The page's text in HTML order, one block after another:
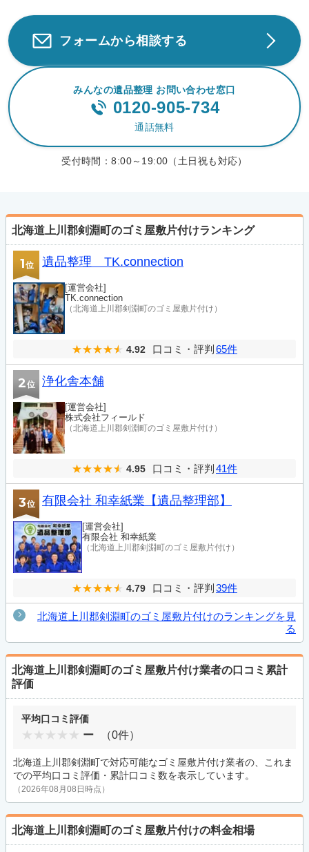
フォームから相談する
みんなの遺品整理 お問い合わせ窓口
0120-905-734
通話無料
受付時間：8:00～19:00（土日祝も対応）
北海道上川郡剣淵町のゴミ屋敷片付けランキング
1位 遺品整理 TK.connection
[運営会社]
TK.connection
（北海道上川郡剣淵町のゴミ屋敷片付け）
4.92 口コミ・評判 65件
2位 浄化舎本舗
[運営会社]
株式会社フィールド
（北海道上川郡剣淵町のゴミ屋敷片付け）
4.95 口コミ・評判 41件
3位 有限会社 和幸紙業【遺品整理部】
[運営会社]
有限会社 和幸紙業
（北海道上川郡剣淵町のゴミ屋敷片付け）
4.79 口コミ・評判 39件
北海道上川郡剣淵町のゴミ屋敷片付けのランキングを見
る
北海道上川郡剣淵町のゴミ屋敷片付け業者の口コミ累計
評価
平均口コミ評価
ー （0件）
北海道上川郡剣淵町で対応可能なゴミ屋敷片付け業者の、これま
での平均口コミ評価・累計口コミ数を表示しています。
（2026年08月08日時点）
北海道上川郡剣淵町のゴミ屋敷片付けの料金相場